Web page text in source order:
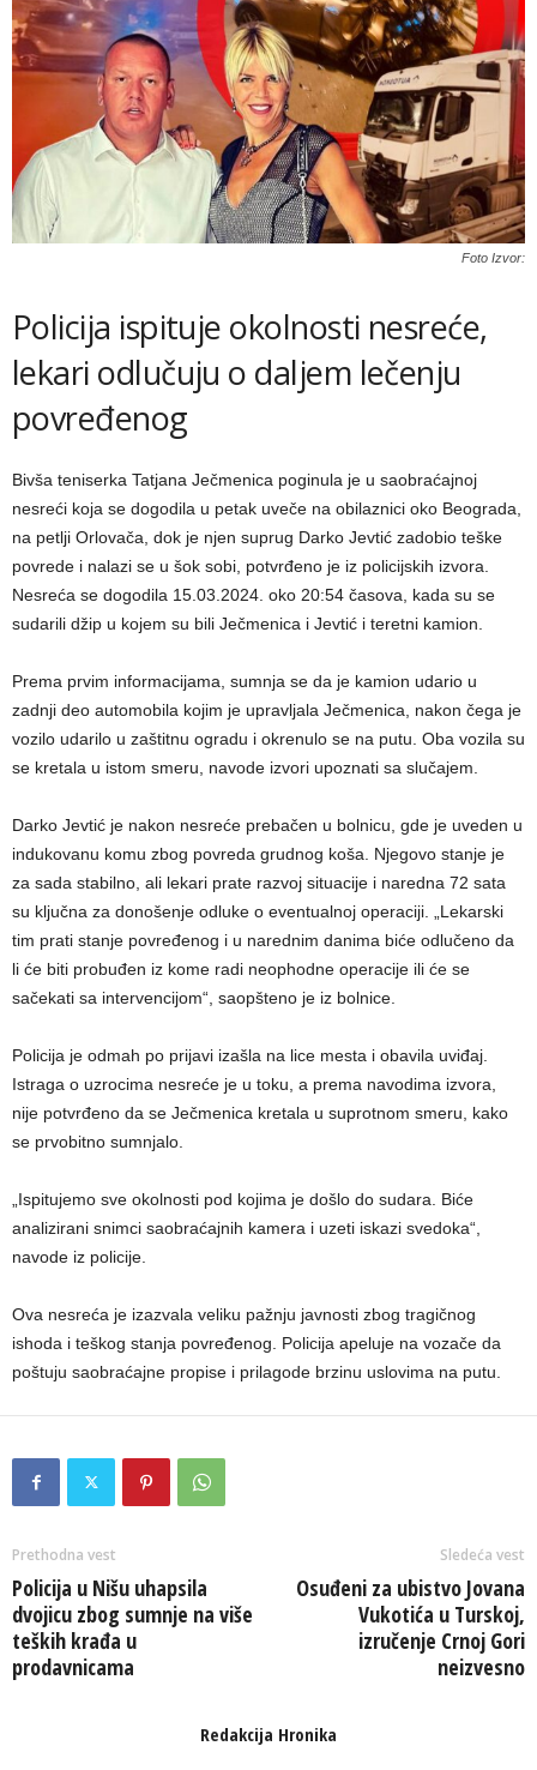
Foto Izvor:
Policija ispituje okolnosti nesreće,
lekari odlučuju o daljem lečenju
povređenog
Bivša teniserka Tatjana Ječmenica poginula je u saobraćajnoj
nesreći koja se dogodila u petak uveče na obilaznici oko Beograda,
na petlji Orlovača, dok je njen suprug Darko Jevtić zadobio teške
povrede i nalazi se u šok sobi, potvrđeno je iz policijskih izvora.
Nesreća se dogodila 15.03.2024. oko 20:54 časova, kada su se
sudarili džip u kojem su bili Ječmenica i Jevtić i teretni kamion.
Prema prvim informacijama, sumnja se da je kamion udario u
zadnji deo automobila kojim je upravljala Ječmenica, nakon čega je
vozilo udarilo u zaštitnu ogradu i okrenulo se na putu. Oba vozila su
se kretala u istom smeru, navode izvori upoznati sa slučajem.
Darko Jevtić je nakon nesreće prebačen u bolnicu, gde je uveden u
indukovanu komu zbog povreda grudnog koša. Njegovo stanje je
za sada stabilno, ali lekari prate razvoj situacije i naredna 72 sata
su ključna za donošenje odluke o eventualnoj operaciji. „Lekarski
tim prati stanje povređenog i u narednim danima biće odlučeno da
li će biti probuđen iz kome radi neophodne operacije ili će se
sačekati sa intervencijom“, saopšteno je iz bolnice.
Policija je odmah po prijavi izašla na lice mesta i obavila uviđaj.
Istraga o uzrocima nesreće je u toku, a prema navodima izvora,
nije potvrđeno da se Ječmenica kretala u suprotnom smeru, kako
se prvobitno sumnjalo.
„Ispitujemo sve okolnosti pod kojima je došlo do sudara. Biće
analizirani snimci saobraćajnih kamera i uzeti iskazi svedoka“,
navode iz policije.
Ova nesreća je izazvala veliku pažnju javnosti zbog tragičnog
ishoda i teškog stanja povređenog. Policija apeluje na vozače da
poštuju saobraćajne propise i prilagode brzinu uslovima na putu.
Prethodna vest
Policija u Nišu uhapsila
dvojicu zbog sumnje na više
teških krađa u
prodavnicama
Sledeća vest
Osuđeni za ubistvo Jovana
Vukotića u Turskoj,
izručenje Crnoj Gori
neizvesno
Redakcija Hronika